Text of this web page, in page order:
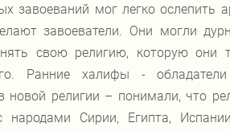
завоеваний мог легко
завоеватели. Они могли
свою религию, которую они
Ранние халифы -
новой религии – понимали, что
народами Сирии, Египта,